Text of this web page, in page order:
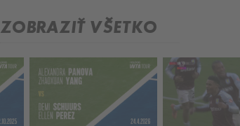
ZOBRAZIŤ VŠETKO